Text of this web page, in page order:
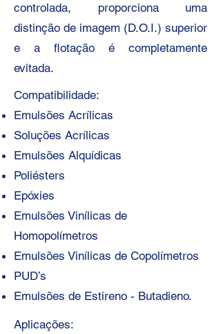
controlada, proporciona uma
distinção de imagem (D.O.I.) superior
e a flotação é completamente
evitada.
Compatibilidade:
Emulsões Acrílicas
Soluções Acrílicas
Emulsões Alquídicas
Poliésters
Epóxies
Emulsões Vinílicas de
Homopolímetros
Emulsões Vinílicas de Copolímetros
PUD’s
Emulsões de Estireno - Butadieno.
Aplicações: